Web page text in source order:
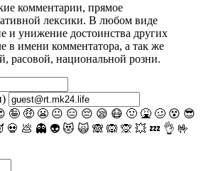
комментарии, прямое
лексики. В любом виде
и унижение достоинства других
в имени комментатора, а так же
расовой, национальной розни.
🤪 🤑 😬 😐 😑 😔 😪 😷 🤢 🤮 🥴 😵 😎
💀 💩 👻 👽 😻 🙀 🙈 🙉 🙊 💥 💤 👌 🤟